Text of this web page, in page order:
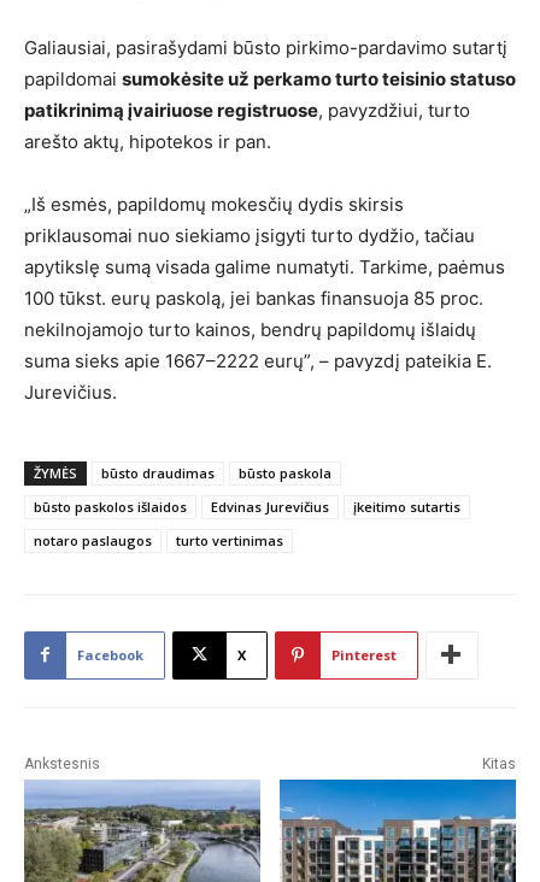
Galiausiai, pasirašydami būsto pirkimo-pardavimo sutartį
papildomai sumokėsite už perkamo turto teisinio statuso
patikrinimą įvairiuose registruose, pavyzdžiui, turto
arešto aktų, hipotekos ir pan.
„Iš esmės, papildomų mokesčių dydis skirsis
priklausomai nuo siekiamo įsigyti turto dydžio, tačiau
apytikslę sumą visada galime numatyti. Tarkime, paėmus
100 tūkst. eurų paskolą, jei bankas finansuoja 85 proc.
nekilnojamojo turto kainos, bendrų papildomų išlaidų
suma sieks apie 1667–2222 eurų”, – pavyzdį pateikia E.
Jurevičius.
ŽYMĖS būsto draudimas
būsto paskola
būsto paskolos išlaidos
Edvinas Jurevičius
įkeitimo sutartis
notaro paslaugos
turto vertinimas
Facebook X Pinterest
Ankstesnis Kitas